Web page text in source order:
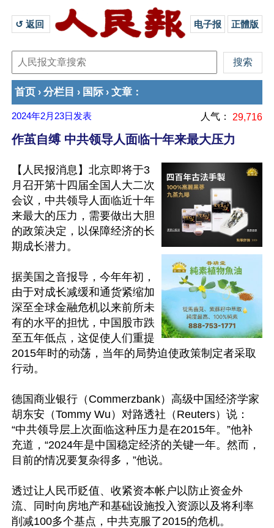
↺ 返回 电子报 正體版
首页 › 分栏目 › 国际 › 文章 ：
2024年2月23日 发表 人气： 29,716
作茧自缚 中共领导人面临十年来最大压力
【人民报消息】北京即将于3
月召开第十四届全国人大二次
会议，中共领导人面临近十年
来最大的压力，需要做出大胆
的政策决定，以保障经济的长
期成长潜力。
据美国之音报导，今年年初，
由于对成长减缓和通货紧缩加
深至全球金融危机以来前所未
有的水平的担忧，中国股市跌
至五年低点，这促使人们重提
2015年时的动荡，当年的局势迫使政策制定者采取
行动。
德国商业银行（Commerzbank）高级中国经济学家
胡东安（Tommy Wu）对路透社（Reuters）说：
“中共领导层上次面临这种压力是在2015年。”他补
充道，“2024年是中国稳定经济的关键一年。然而，
目前的情况要复杂得多，”他说。
透过让人民币贬值、收紧资本帐户以防止资金外
流、同时向房地产和基础设施投入资源以及将利率
削减100多个基点，中共克服了2015的危机。